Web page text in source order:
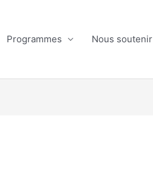
Programmes Nous soutenir